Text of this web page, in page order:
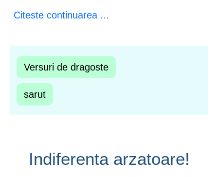
Citeste continuarea ...
Versuri de dragoste
sarut
Indiferenta arzatoare!